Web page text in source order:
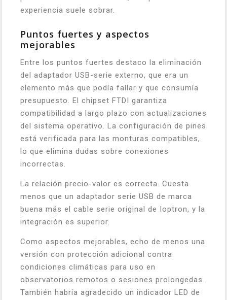
experiencia suele sobrar.
Puntos fuertes y aspectos
mejorables
Entre los puntos fuertes destaco la eliminación
del adaptador USB-serie externo, que era un
elemento más que podía fallar y que consumía
presupuesto. El chipset FTDI garantiza
compatibilidad a largo plazo con actualizaciones
del sistema operativo. La configuración de pines
está verificada para las monturas compatibles,
lo que elimina dudas sobre conexiones
incorrectas.
La relación precio-valor es correcta. Cuesta
menos que un adaptador serie USB de marca
buena más el cable serie original de Ioptron, y la
integración es superior.
Como aspectos mejorables, echo de menos una
versión con protección adicional contra
condiciones climáticas para uso en
observatorios remotos o sesiones prolongedas.
También habría agradecido un indicador LED de